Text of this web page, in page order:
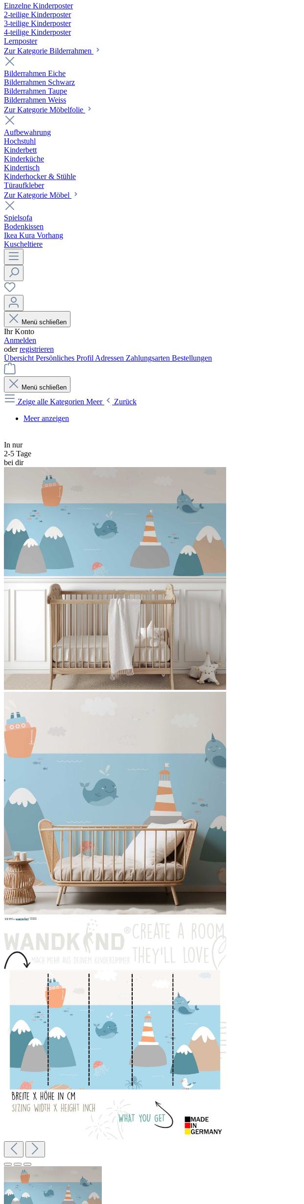
Einzelne Kinderposter
2-teilige Kinderposter
3-teilige Kinderposter
4-teilige Kinderposter
Lernposter
Zur Kategorie Bilderrahmen
Bilderrahmen Eiche
Bilderrahmen Schwarz
Bilderrahmen Taupe
Bilderrahmen Weiss
Zur Kategorie Möbelfolie
Aufbewahrung
Hochstuhl
Kinderbett
Kinderküche
Kindertisch
Kinderhocker & Stühle
Türaufkleber
Zur Kategorie Möbel
Spielsofa
Bodenkissen
Ikea Kura Vorhang
Kuscheltiere
Menü schließen
Ihr Konto
Anmelden
oderregistrieren
Übersicht Persönliches Profil Adressen Zahlungsarten Bestellungen
Menü schließen
Zeige alle Kategorien Meer
Zurück
Meer anzeigen
In nur
2-5 Tage
bei dir